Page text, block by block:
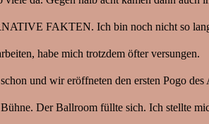
FAKTEN. Ich bin noch nicht so
habe mich trotzdem öfter versungen.
und wir eröffneten den ersten Pogo des
Der Ballroom füllte sich. Ich stellte